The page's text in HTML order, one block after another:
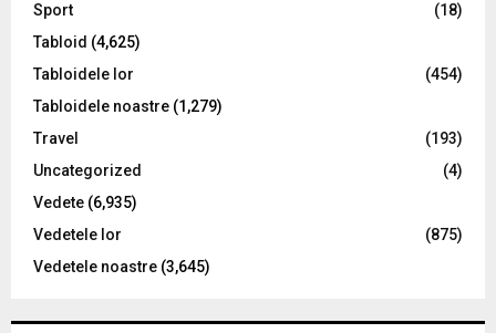
Sport
(18)
Tabloid (4,625)
Tabloidele lor
(454)
Tabloidele noastre (1,279)
Travel
(193)
Uncategorized
(4)
Vedete (6,935)
Vedetele lor
(875)
Vedetele noastre (3,645)